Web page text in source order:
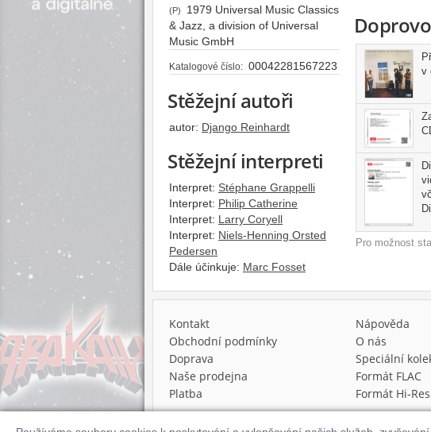
(P)
1979 Universal Music Classics
& Jazz, a division of Universal
Music GmbH
Katalogové číslo: 00042281567223
Stěžejní autoři
autor: Django Reinhardt
Stěžejní interpreti
Interpret: Stéphane Grappelli
Interpret: Philip Catherine
Interpret: Larry Coryell
Interpret: Niels-Henning Orsted
Pedersen
Dále účinkuje: Marc Fosset
v
Pro možnost
Kontakt
Obchodní podmínky
Doprava
Naše prodejna
Platba
Nápověda
O nás
Speciální
Formát FLAC
Formát Hi‑Res